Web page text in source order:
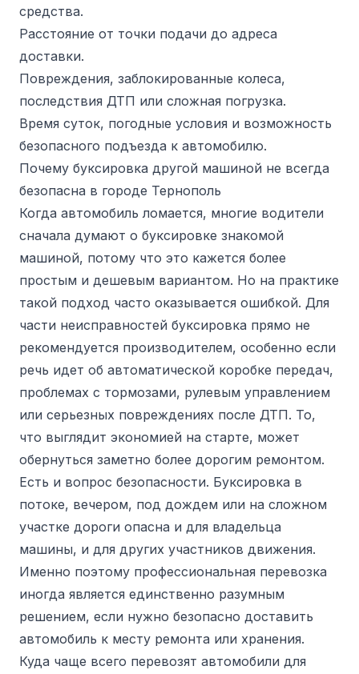
средства.
Расстояние от точки подачи до адреса
доставки.
Повреждения, заблокированные колеса,
последствия ДТП или сложная погрузка.
Время суток, погодные условия и возможность
безопасного подъезда к автомобилю.
Почему буксировка другой машиной не всегда
безопасна в городе Тернополь
Когда автомобиль ломается, многие водители
сначала думают о буксировке знакомой
машиной, потому что это кажется более
простым и дешевым вариантом. Но на практике
такой подход часто оказывается ошибкой. Для
части неисправностей буксировка прямо не
рекомендуется производителем, особенно если
речь идет об автоматической коробке передач,
проблемах с тормозами, рулевым управлением
или серьезных повреждениях после ДТП. То,
что выглядит экономией на старте, может
обернуться заметно более дорогим ремонтом.
Есть и вопрос безопасности. Буксировка в
потоке, вечером, под дождем или на сложном
участке дороги опасна и для владельца
машины, и для других участников движения.
Именно поэтому профессиональная перевозка
иногда является единственно разумным
решением, если нужно безопасно доставить
автомобиль к месту ремонта или хранения.
Куда чаще всего перевозят автомобили для